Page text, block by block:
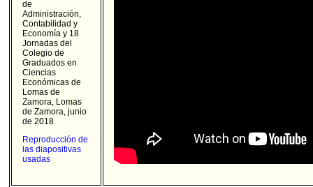
de
Administración,
Contabilidad y
Economía y 18
Jornadas del
Colegio de
Graduados en
Ciencias
Económicas de
Lomas de
Zamora, Lomas
de Zamora, junio
de 2018
Reproducción de
las diapositivas
usadas